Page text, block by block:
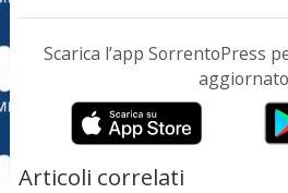
Scarica l’app SorrentoPress
aggiornato
Articoli correlati